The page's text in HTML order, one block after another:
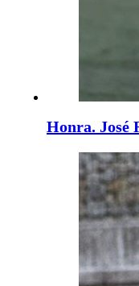
Honra. José